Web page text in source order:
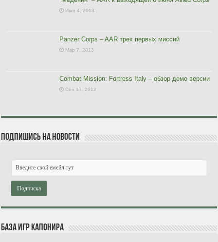
Июн 4, 2013
Panzer Corps – AAR трех первых миссий
Мар 7, 2013
Combat Mission: Fortress Italy – обзор демо версии
Сен 17, 2012
Подпишись на новости
База игр Капонира